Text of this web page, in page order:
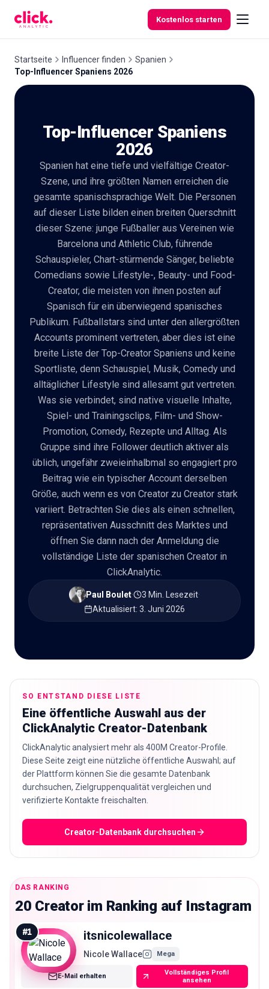
Kostenlos starten
Kostenlose
🇩🇪DE
Startseite Influencer finden
Spanien
Top-Influencer Spaniens 2026
Top-Influencer Spaniens
2026
Spanien hat eine tiefe und vielfältige Creator-
Szene, und ihre größten Namen erreichen die
gesamte spanischsprachige Welt. Die Personen
auf dieser Liste bilden einen breiten Querschnitt
dieser Szene: junge Fußballer aus Vereinen wie
Barcelona und Athletic Club, führende
Schauspieler, Chart-stürmende Sänger, beliebte
Comedians sowie Lifestyle-, Beauty- und Food-
Creator, die meisten von ihnen posten auf
Spanisch für ein überwiegend spanisches
Publikum. Fußballstars sind unter den allergrößten
Accounts prominent vertreten, aber dies ist eine
breite Liste der Top-Creator Spaniens und keine
Sportliste, denn Schauspiel, Musik, Comedy und
alltäglicher Lifestyle sind allesamt gut vertreten.
Was sie verbindet, sind native visuelle Inhalte,
Spiel- und Trainingsclips, Film- und Show-
Promotion, Comedy, Rezepte und Alltag. Als
Gruppe sind ihre Follower deutlich aktiver als
üblich, ungefähr zweieinhalbmal so engagiert pro
Beitrag wie ein typischer Account derselben
Größe, auch wenn es von Creator zu Creator stark
variiert. Betrachten Sie dies als einen schnellen,
repräsentativen Ausschnitt des Marktes und
öffnen Sie dann nach der Anmeldung die
vollständige Liste der spanischen Creator in
ClickAnalytic.
Paul Boulet· 3 Min. Lesezeit·
Aktualisiert: 3. Juni 2026
SO ENTSTAND DIESE LISTE
Eine öffentliche Auswahl aus der
ClickAnalytic Creator-Datenbank
ClickAnalytic analysiert mehr als 400M Creator-Profile.
Diese Seite zeigt eine nützliche öffentliche Auswahl; auf
der Plattform können Sie die gesamte Datenbank
durchsuchen, Zielgruppenqualität vergleichen und
verifizierte Kontakte freischalten.
Creator-Datenbank durchsuchen
DAS RANKING
20 Creator im Ranking auf Instagram
#1 itsnicolewallace
Nicole Wallace Mega
E-Mail erhalten
Vollständiges Profil
ansehen